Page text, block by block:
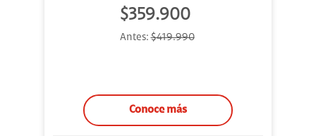
$359.900
Antes:$419.990
Conoce más